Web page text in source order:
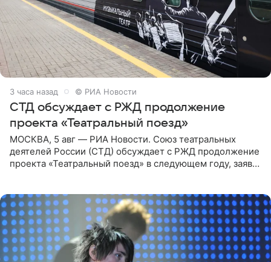
3 часа назад © РИА Новости
СТД обсуждает с РЖД продолжение
проекта «Театральный поезд»
МОСКВА, 5 авг — РИА Новости. Союз театральных
деятелей России (СТД) обсуждает с РЖД продолжение
проекта «Театральный поезд» в следующем году, заявил